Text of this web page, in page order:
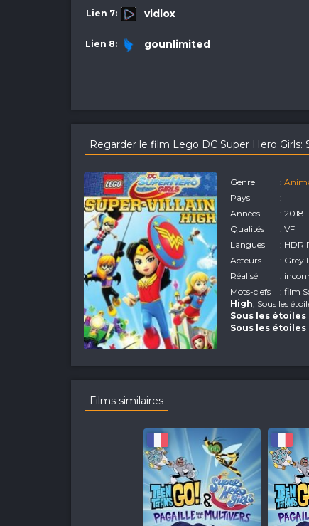
vidlox
gounlimited
Regarder le film Lego DC Super Hero
Genre :
Pays
:
Années
: 2018
Qualités
: VF
Langues
:
Acteurs
: Grey
Réalisé
:
Mots-clefs
: film
High, Sous les
Sous les
Sous les
Films similaires